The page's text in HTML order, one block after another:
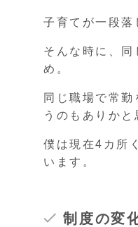
子育てが一段落
そんな時に、同
め。
同じ職場で常
うのもありかと
僕は現在4カ所
います。
制度の変